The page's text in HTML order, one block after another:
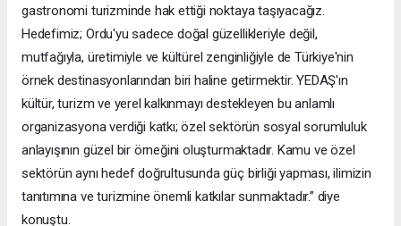
gastronomi turizminde hak ettiği noktaya taşıyacağız.
Hedefimiz; Ordu'yu sadece doğal güzellikleriyle değil,
mutfağıyla, üretimiyle ve kültürel zenginliğiyle de Türkiye'nin
örnek destinasyonlarından biri haline getirmektir. YEDAŞ'ın
kültür, turizm ve yerel kalkınmayı destekleyen bu anlamlı
organizasyona verdiği katkı; özel sektörün sosyal sorumluluk
anlayışının güzel bir örneğini oluşturmaktadır. Kamu ve özel
sektörün aynı hedef doğrultusunda güç birliği yapması, ilimizin
tanıtımına ve turizmine önemli katkılar sunmaktadır.” diye
konuştu.